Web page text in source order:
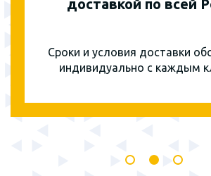
доставкой по всей
Сроки и условия доставки
индивидуально с каждым